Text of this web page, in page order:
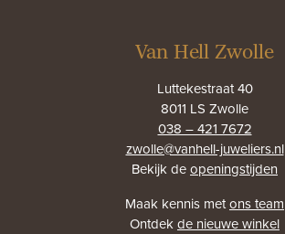
Van Hell Zwolle
Luttekestraat 40
8011 LS Zwolle
038 – 421 7672
zwolle@vanhell-juweliers.nl
Bekijk deopeningstijden
Maak kennis metons team
Ontdekde nieuwe winkel